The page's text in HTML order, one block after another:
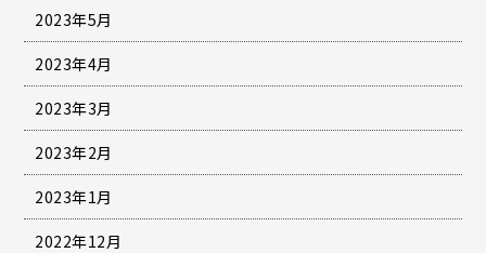
2023年5月
2023年4月
2023年3月
2023年2月
2023年1月
2022年12月